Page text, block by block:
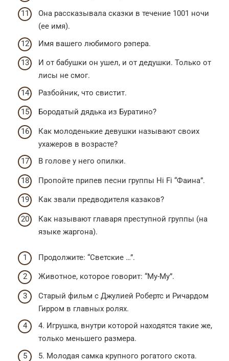
Она рассказывала сказки в течение 1001 ночи
(ее имя).
Имя вашего любимого рэпера.
И от бабушки он ушел, и от дедушки. Только от
лисы не смог.
Разбойник, что свистит.
Бородатый дядька из Буратино?
Как молоденькие девушки называют своих
ухажеров в возрасте?
В голове у него опилки.
Пропойте припев песни группы Hi Fi “Фаина”.
Как звали предводителя казаков?
Как называют главаря преступной группы (на
языке жаргона).
Продолжите: “Светские …”.
Животное, которое говорит: “Му-Му”.
Старый фильм с Джулией Робертс и Ричардом
Гирром в главных ролях.
4. Игрушка, внутри которой находятся такие же,
только меньшего размера.
5. Молодая самка крупного рогатого скота.